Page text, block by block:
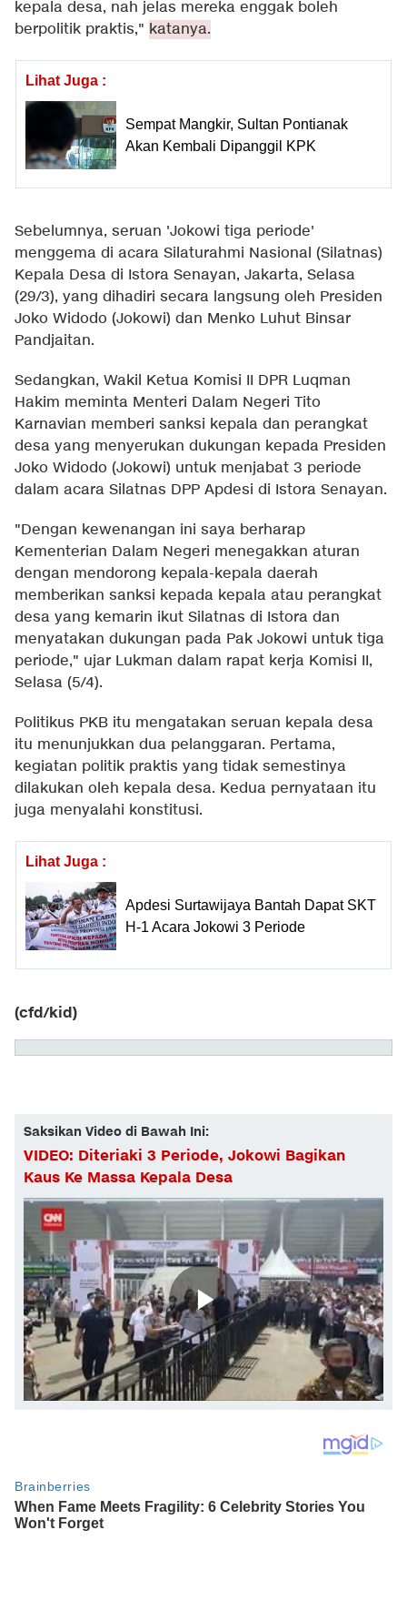
kepala desa, nah jelas mereka enggak boleh
berpolitik praktis," katanya.
Lihat Juga :
Sempat Mangkir, Sultan Pontianak
Akan Kembali Dipanggil KPK
Sebelumnya, seruan 'Jokowi tiga periode'
menggema di acara Silaturahmi Nasional (Silatnas)
Kepala Desa di Istora Senayan, Jakarta, Selasa
(29/3), yang dihadiri secara langsung oleh Presiden
Joko Widodo (Jokowi) dan Menko Luhut Binsar
Pandjaitan.
Sedangkan, Wakil Ketua Komisi II DPR Luqman
Hakim meminta Menteri Dalam Negeri Tito
Karnavian memberi sanksi kepala dan perangkat
desa yang menyerukan dukungan kepada Presiden
Joko Widodo (Jokowi) untuk menjabat 3 periode
dalam acara Silatnas DPP Apdesi di Istora Senayan.
"Dengan kewenangan ini saya berharap
Kementerian Dalam Negeri menegakkan aturan
dengan mendorong kepala-kepala daerah
memberikan sanksi kepada kepala atau perangkat
desa yang kemarin ikut Silatnas di Istora dan
menyatakan dukungan pada Pak Jokowi untuk tiga
periode," ujar Lukman dalam rapat kerja Komisi II,
Selasa (5/4).
Politikus PKB itu mengatakan seruan kepala desa
itu menunjukkan dua pelanggaran. Pertama,
kegiatan politik praktis yang tidak semestinya
dilakukan oleh kepala desa. Kedua pernyataan itu
juga menyalahi konstitusi.
Lihat Juga :
Apdesi Surtawijaya Bantah Dapat SKT
H-1 Acara Jokowi 3 Periode
(cfd/kid)
Saksikan Video di Bawah Ini:
VIDEO: Diteriaki 3 Periode, Jokowi Bagikan
Kaus Ke Massa Kepala Desa